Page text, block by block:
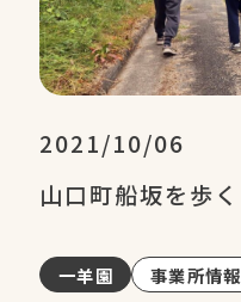
2021/10/06
山口町船坂を歩く
一羊園 事業所情報